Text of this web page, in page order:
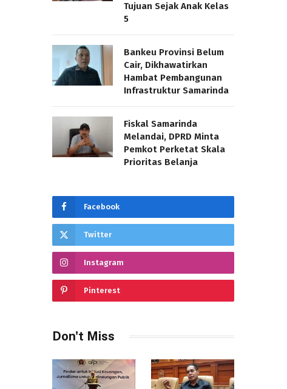
Tujuan Sejak Anak Kelas
5
Bankeu Provinsi Belum
Cair, Dikhawatirkan
Hambat Pembangunan
Infrastruktur Samarinda
Fiskal Samarinda
Melandai, DPRD Minta
Pemkot Perketat Skala
Prioritas Belanja
Facebook
Twitter
Instagram
Pinterest
Don't Miss